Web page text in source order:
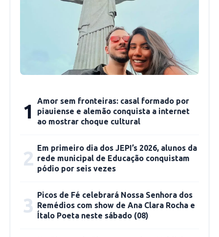
1
Amor sem fronteiras: casal formado por
piauiense e alemão conquista a internet
ao mostrar choque cultural
2 Em primeiro dia dos JEPI’s 2026, alunos da
rede municipal de Educação conquistam
pódio por seis vezes
3 Picos de Fé celebrará Nossa Senhora dos
Remédios com show de Ana Clara Rocha e
Ítalo Poeta neste sábado (08)